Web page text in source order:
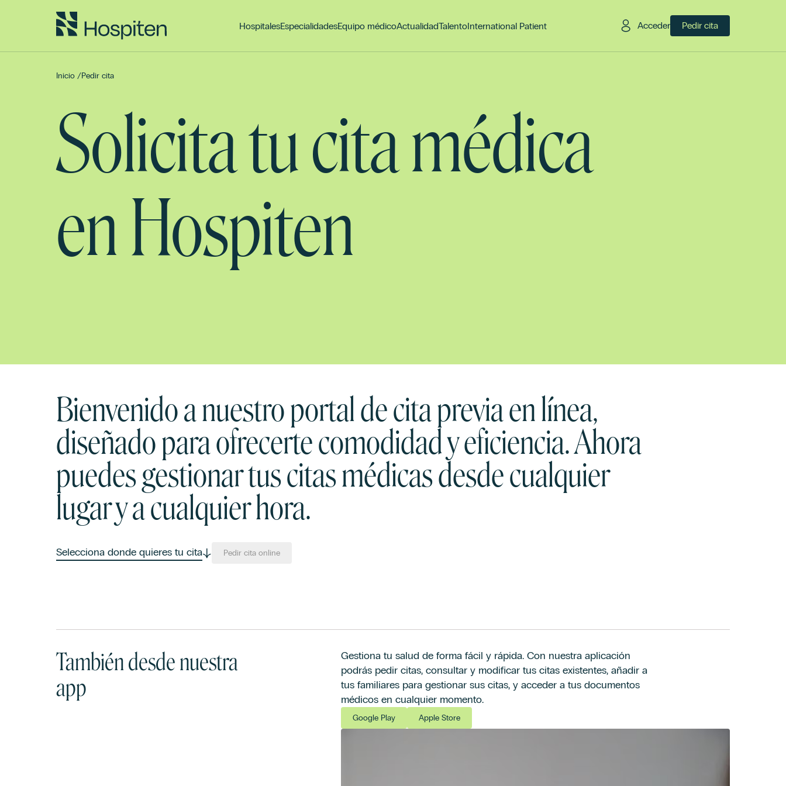
HospitalesEspecialidadesEquipo médicoActualidadTalentoInternational Patient Acceder Pedir cita
Inicio /Pedir cita
Solicita tu cita médica
en Hospiten
Bienvenido a nuestro portal de cita previa en línea,
diseñado para ofrecerte comodidad y eficiencia. Ahora
puedes gestionar tus citas médicas desde cualquier
lugar y a cualquier hora.
Selecciona donde quieres tu cita Pedir cita online
También desde nuestra
app
Gestiona tu salud de forma fácil y rápida. Con nuestra aplicación
podrás pedir citas, consultar y modificar tus citas existentes, añadir a
tus familiares para gestionar sus citas, y acceder a tus documentos
médicos en cualquier momento.
Google Play Apple Store